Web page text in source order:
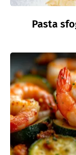
Pasta